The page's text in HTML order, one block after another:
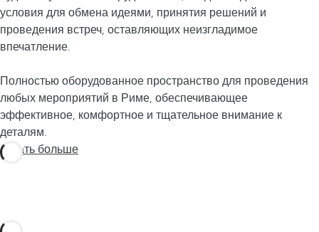
условия для обмена идеями, принятия решений и
проведения встреч, оставляющих неизгладимое
впечатление.
Полностью оборудованное пространство для проведения
любых мероприятий в Риме, обеспечивающее
эффективное, комфортное и тщательное внимание к
деталям.
Узнать больше